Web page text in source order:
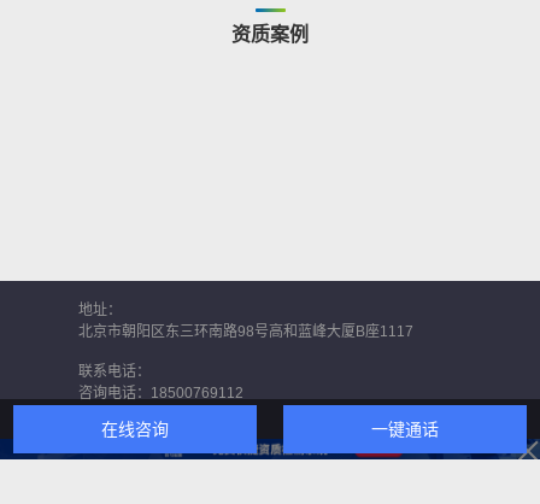
在线咨询 一键通话
资质案例
地址：
北京市朝阳区东三环南路98号高和蓝峰大厦B座1117
联系电话：
咨询电话： 18500769112
邮箱：
xiangyouhulian@163.com